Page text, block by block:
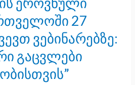
27
ვებინარებზე:
გაცვლები